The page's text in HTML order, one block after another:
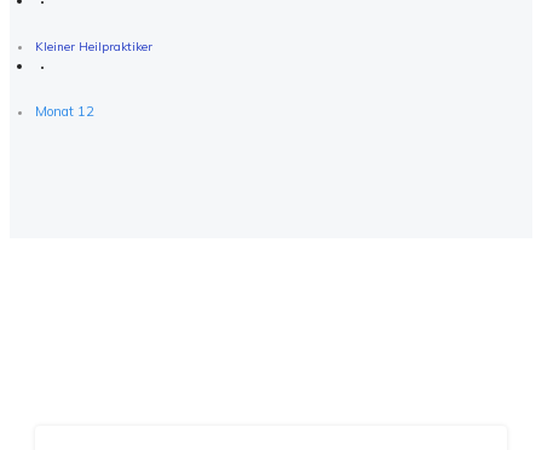
Kleiner Heilpraktiker
Monat 12